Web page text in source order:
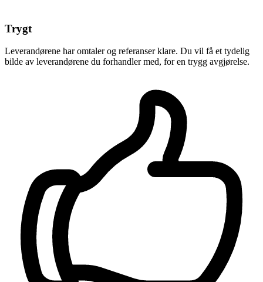
Trygt
Leverandørene har omtaler og referanser klare. Du vil få et tydelig
bilde av leverandørene du forhandler med, for en trygg avgjørelse.